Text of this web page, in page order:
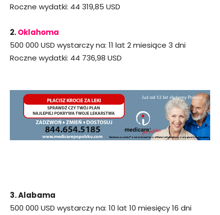
Roczne wydatki: 44 319,85 USD
2.Oklahoma
500 000 USD wystarczy na: 11 lat 2 miesiące 3 dni
Roczne wydatki: 44 736,98 USD
3. Alabama
500 000 USD wystarczy na: 10 lat 10 miesięcy 16 dni